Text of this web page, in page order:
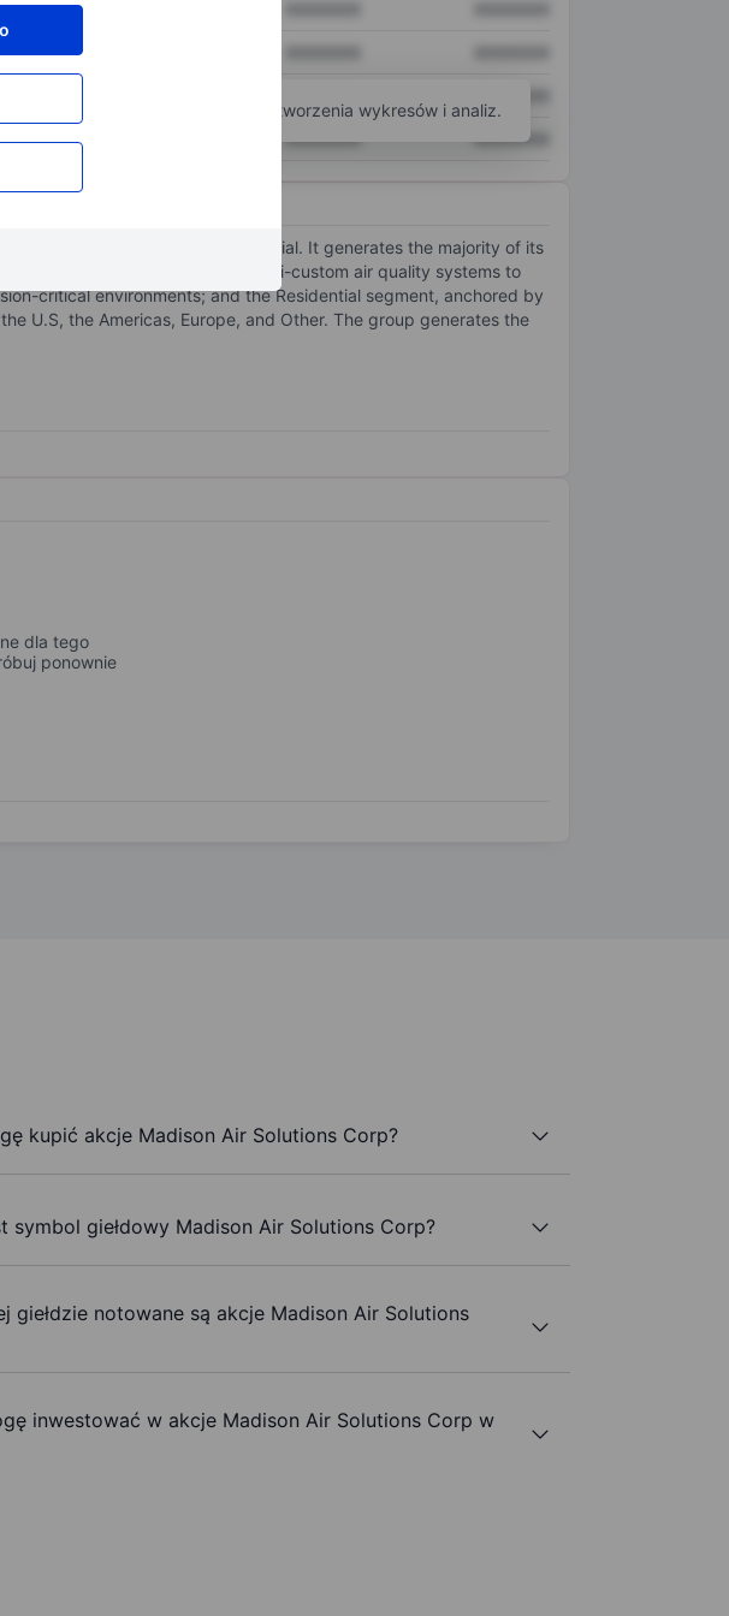
XXXXXXX XXXXXXX
do większej ilości narzędzi do tworzenia wykresów i analiz.
are Commercial and Residential. It generates the majority of its
engineered, custom, and semi-custom air quality systems to
critical environments; and the Residential segment, anchored by
U.S, the Americas, Europe, and Other. The group generates the
dla tego
ponownie
kupić akcje Madison Air Solutions Corp?
symbol giełdowy Madison Air Solutions Corp?
giełdzie notowane są akcje Madison Air Solutions
inwestować w akcje Madison Air Solutions Corp w